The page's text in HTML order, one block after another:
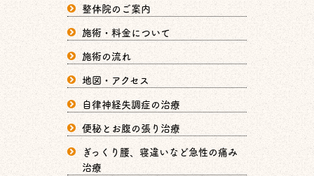
整体院のご案内
施術・料金について
施術の流れ
地図・アクセス
自律神経失調症の治療
便秘とお腹の張り治療
ぎっくり腰、寝違いなど急性の痛み
治療